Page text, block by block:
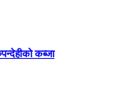
कब्जा